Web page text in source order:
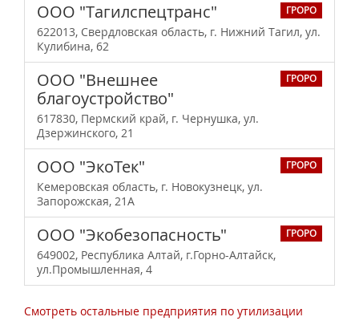
ГРОРО
ООО "Тагилспецтранс"
622013, Свердловская область, г. Нижний Тагил, ул.
Кулибина, 62
ГРОРО
ООО "Внешнее
благоустройство"
617830, Пермский край, г. Чернушка, ул.
Дзержинского, 21
ГРОРО
ООО "ЭкоТек"
Кемеровская область, г. Новокузнецк, ул.
Запорожская, 21А
ГРОРО
ООО "Экобезопасность"
649002, Республика Алтай, г.Горно-Алтайск,
ул.Промышленная, 4
Смотреть остальные предприятия по утилизации